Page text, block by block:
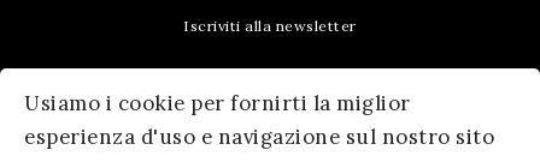
Usiamo i cookie per fornirti la miglior
esperienza d'uso e navigazione sul nostro sito
Iscriviti alla newsletter
Contatti